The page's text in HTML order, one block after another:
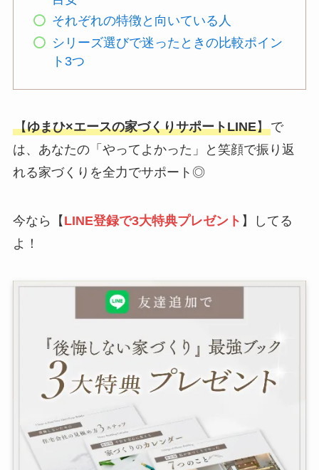
それぞれの特徴と向いている人
シリーズ選びで迷ったときの比較ポイン
ト3つ
【ゆまひ×エースの家づくりサポートLINE】で
は、あなたの「やってよかった」と笑顔で振り返
れる家づくりを全力でサポート◎
今なら【 LINE登録で3大特典プレゼント 】してる
よ！